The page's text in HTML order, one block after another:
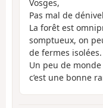
Vosges,
Pas mal de
La forêt est
somptueux, on
de fermes isolées.
Un peu de
c’est une bonne